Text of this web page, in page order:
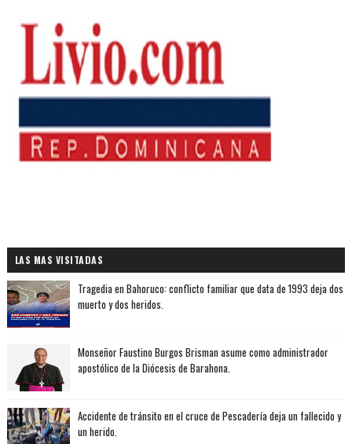
LAS MAS VISITADAS
Tragedia en Bahoruco: conflicto familiar que data de 1993 deja dos
muerto y dos heridos.
Monseñor Faustino Burgos Brisman asume como administrador
apostólico de la Diócesis de Barahona.
Accidente de tránsito en el cruce de Pescadería deja un fallecido y
un herido.